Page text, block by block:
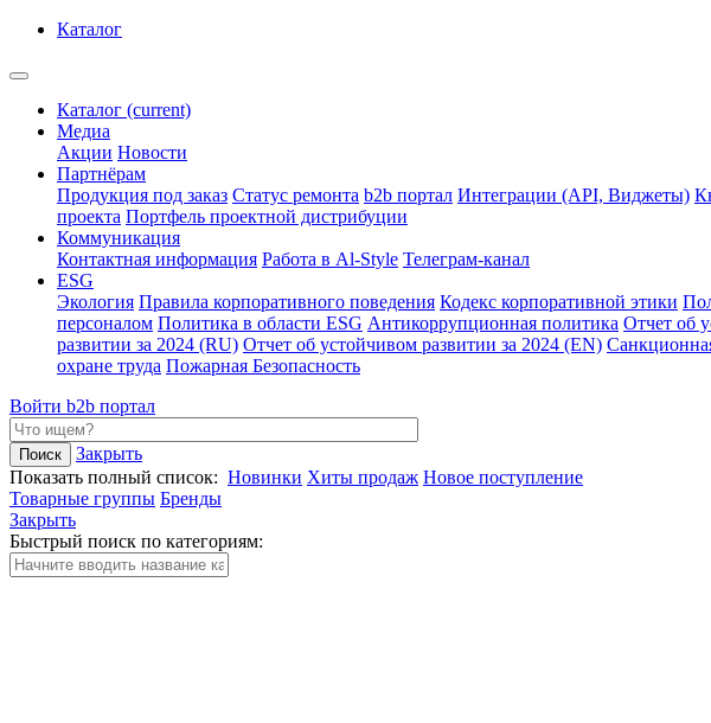
Каталог
Каталог (current)
Медиа
Акции Новости
Партнёрам
Продукция под заказ Статус ремонта b2b портал Интеграции (API, Виджеты)
проекта Портфель проектной дистрибуции
Коммуникация
Контактная информация Работа в Al-Style Телеграм-канал
ESG
Экология Правила корпоративного поведения Кодекс корпоративной этики
персоналом Политика в области ESG Антикоррупционная политика Отчет об
развитии за 2024 (RU) Отчет об устойчивом развитии за 2024 (EN)
охране труда Пожарная Безопасность
Войти b2b портал
Закрыть
Показать полный список: Новинки Хиты продаж Новое поступление
Товарные группы Бренды
Закрыть
Быстрый поиск по категориям: